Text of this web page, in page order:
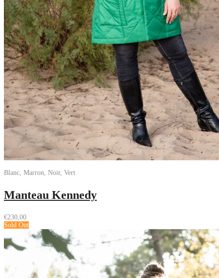
Blanc, Marron, Noir, Vert
Manteau Kennedy
€230,00
Sold Out